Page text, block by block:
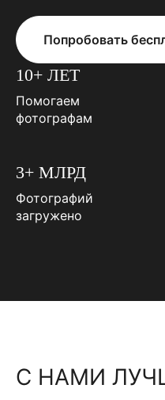
Попробовать
10+ ЛЕТ
Помогаем
фотографам
3+ МЛРД
Фотографий
загружено
С НАМИ